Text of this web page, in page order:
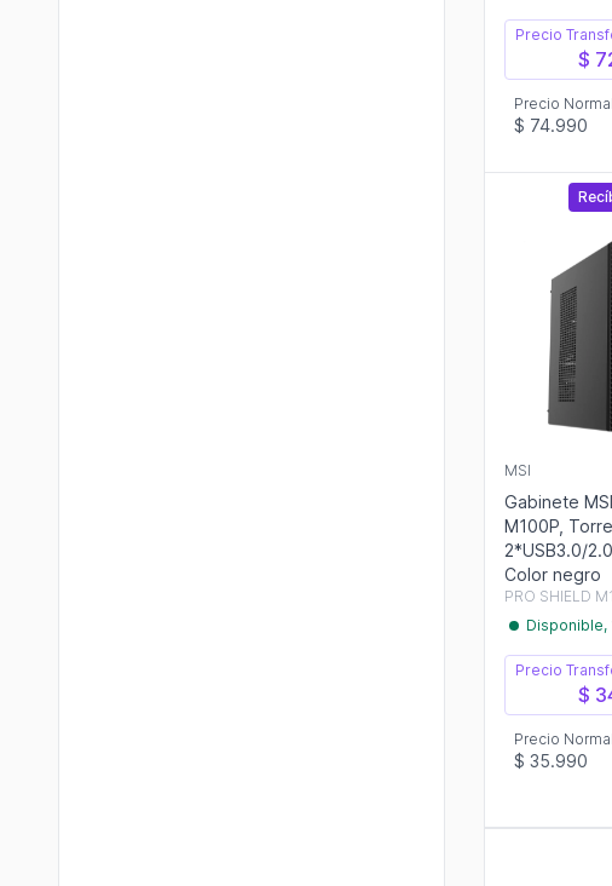
Precio
$
Precio Normal
$ 74.990
MSI
Gabinete
M100P,
2*USB3.0/
Color negro
PRO SHIELD
Disponible,
Precio
$
Precio Normal
$ 35.990